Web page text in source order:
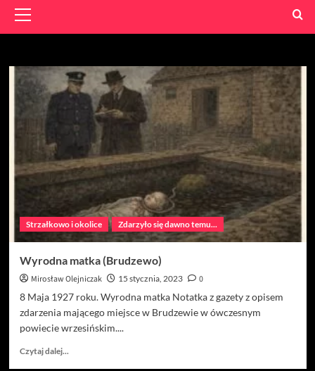
Menu
Strzałkowo i okolice Zdarzyło się dawno temu...
Wyrodna matka (Brudzewo)
Mirosław Olejniczak 15 stycznia, 2023
0
8 Maja 1927 roku. Wyrodna matka Notatka z gazety z opisem
zdarzenia mającego miejsce w Brudzewie w ówczesnym
powiecie wrzesińskim....
Czytaj dalej...